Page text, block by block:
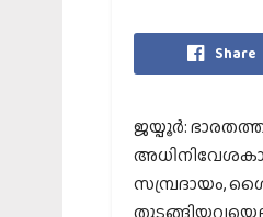
Share
ജയ്പൂര്‍:
സമ്പ്രദായം,